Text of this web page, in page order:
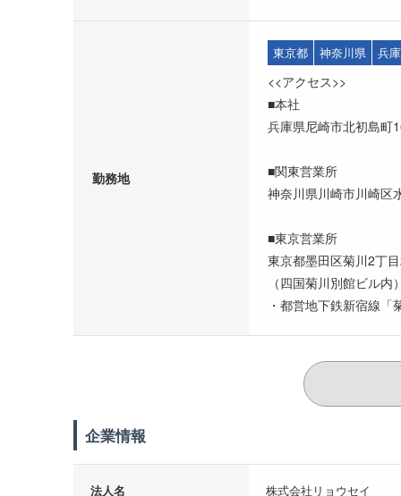
勤務地
東京都 神奈川県 兵
<<アクセス>>
■本社
兵庫県尼崎市北初島町
■関東営業所
神奈川県川崎市川崎区
■東京営業所
東京都墨田区菊川2丁
（四国菊川別館ビル内
・都営地下鉄新宿線
企業情報
法人名 株式会社リョウセイ